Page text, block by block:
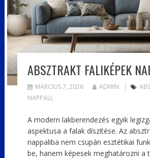
ABSZTRAKT FALIKÉPEK
MÁRCIUS 7, 2026 ADMIN
NAPPALI,
A modern lakberendezés egyik
aspektusa a falak díszítése. Az
nappaliba nem csupán esztétikai
be, hanem képesek meghatározni a